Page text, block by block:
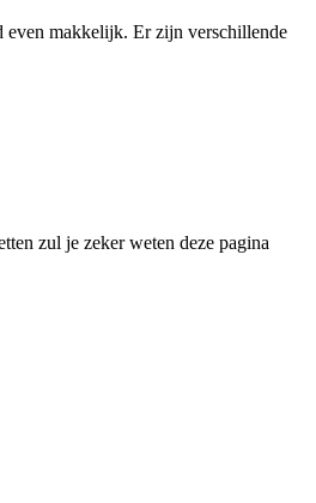
even makkelijk. Er zijn verschillende
zul je zeker weten deze pagina